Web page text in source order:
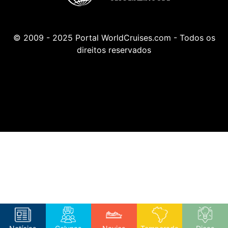
© 2009 - 2025 Portal WorldCruises.com - Todos os
direitos reservados